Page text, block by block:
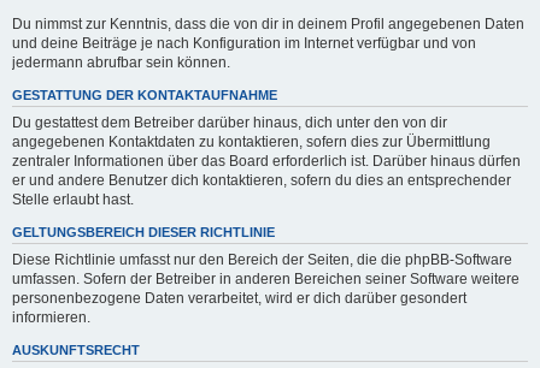
Du nimmst zur Kenntnis, dass die von dir in deinem Profil angegebenen Daten
und deine Beiträge je nach Konfiguration im Internet verfügbar und von
jedermann abrufbar sein können.
GESTATTUNG DER KONTAKTAUFNAHME
Du gestattest dem Betreiber darüber hinaus, dich unter den von dir
angegebenen Kontaktdaten zu kontaktieren, sofern dies zur Übermittlung
zentraler Informationen über das Board erforderlich ist. Darüber hinaus dürfen
er und andere Benutzer dich kontaktieren, sofern du dies an entsprechender
Stelle erlaubt hast.
GELTUNGSBEREICH DIESER RICHTLINIE
Diese Richtlinie umfasst nur den Bereich der Seiten, die die phpBB-Software
umfassen. Sofern der Betreiber in anderen Bereichen seiner Software weitere
personenbezogene Daten verarbeitet, wird er dich darüber gesondert
informieren.
AUSKUNFTSRECHT